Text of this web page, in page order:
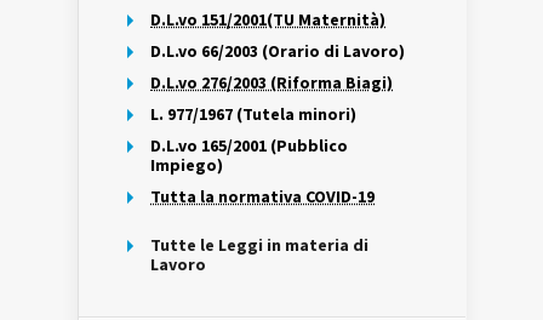
D.L.vo 151/2001(TU Maternità)
D.L.vo 66/2003 (Orario di Lavoro)
D.L.vo 276/2003 (Riforma Biagi)
L. 977/1967 (Tutela minori)
D.L.vo 165/2001 (Pubblico
Impiego)
Tutta la normativa COVID-19
Tutte le Leggi in materia di
Lavoro